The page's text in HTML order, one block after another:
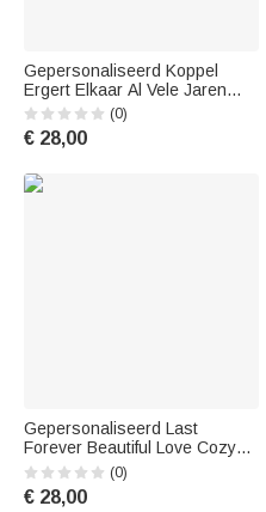
Gepersonaliseerd Koppel
Ergert Elkaar Al Vele Jaren
Nog Steeds Liefde T-shirt
Verjaardag Dagelijks Dragen
(0)
€ 28,00
Gepersonaliseerd Last
Forever Beautiful Love Cozy
Couple T-shirt Valentijnsdag
Basic Unisex T-shirt
(0)
€ 28,00